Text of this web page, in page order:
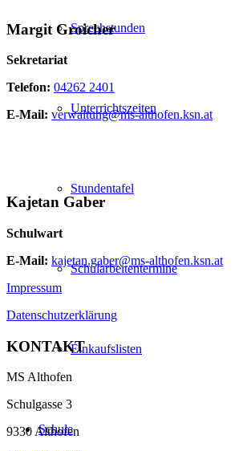
Sprechstunden
Unterrichtszeiten
Stundentafel
Schularbeitentermine
Einkaufslisten
Schule
Margit Groicher
Sekretariat
Telefon: 04262 2401
E-Mail: verwaltung@ms-althofen.ksn.at
Kajetan Gaber
Schulwart
E-Mail: kajetan.gaber@ms-althofen.ksn.at
Impressum
Datenschutzerklärung
KONTAKT
MS Althofen
Schulgasse 3
9330 Althofen